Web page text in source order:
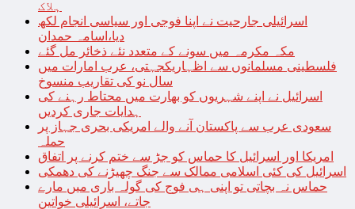
ہلاک
اسرائیلی جارحیت نے اپنا فوجی اور سیاسی انجام لکھ
دیا،اسامہ حمدان
مکہ مکرمہ میں سونے کے متعدد نئے ذخائر مل گئے
فلسطینی مسلمانوں سے اظہاریکجہتی، عرب امارات میں
سال نو کی تقاریب منسوخ
اسرائیل نے اپنے شہریوں کو بھارت میں محتاط رہنے کی
ہدایات جاری کردیں
سعودی عرب سے پاکستان آنے والے امریکی بحری جہاز پر
حملہ
امریکا اور اسرائیل کا حماس کو جڑ سے ختم کرنے پر اتفاق
اسرائیل کی کئی اسلامی ممالک سے جنگ چھیڑنے کی دھمکی
حماس نہ بچاتی تو اپنی ہی فوج کی گولہ باری میں مارے
جاتے، اسرائیلی خواتین